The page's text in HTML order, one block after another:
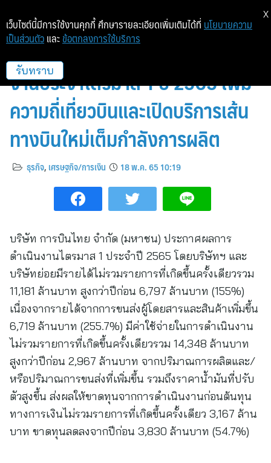
การบินไทยประกาศผลการดำเนิน
งานประจำไตรมาส 1 ปี 2565 เพิ่ม
ความถี่เที่ยวบินและเปิดบริการเส้น
ทางบินใหม่เต็มกำลังการผลิต
ธุรกิจ, เศรษฐกิจ/การเงิน 18 พ.ค. 65 10:19
บริษัท การบินไทย จำกัด (มหาชน) ประกาศผลการ
ดำเนินงานไตรมาส 1 ประจำปี 2565 โดยบริษัทฯ และ
บริษัทย่อยมีรายได้ไม่รวมรายการที่เกิดขึ้นครั้งเดียวรวม
11,181 ล้านบาท สูงกว่าปีก่อน 6,797 ล้านบาท (155%)
เนื่องจากรายได้จากการขนส่งผู้โดยสารและสินค้าเพิ่มขึ้น
6,719 ล้านบาท (255.7%) มีค่าใช้จ่ายในการดำเนินงาน
ไม่รวมรายการที่เกิดขึ้นครั้งเดียวรวม 14,348 ล้านบาท
สูงกว่าปีก่อน 2,967 ล้านบาท จากปริมาณการผลิตและ/
หรือปริมาณการขนส่งที่เพิ่มขึ้น รวมถึงราคาน้ำมันที่ปรับ
ตัวสูงขึ้น ส่งผลให้ขาดทุนจากการดำเนินงานก่อนต้นทุน
ทางการเงินไม่รวมรายการที่เกิดขึ้นครั้งเดียว 3,167 ล้าน
บาท ขาดทุนลดลงจากปีก่อน 3,830 ล้านบาท (54.7%)
เว็บไซต์นี้มีการใช้งานคุกกี้ ศึกษารายละเอียดเพิ่มเติมได้ที่ นโยบายความ
เป็นส่วนตัว และ ข้อตกลงการใช้บริการ
รับทราบ
X